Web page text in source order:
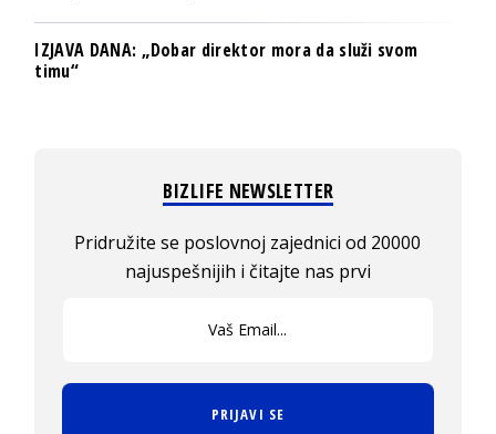
IZJAVA DANA: „Dobar direktor mora da služi svom
timu“
BIZLIFE NEWSLETTER
Pridružite se poslovnoj zajednici od 20000
najuspešnijih i čitajte nas prvi
PRIJAVI SE